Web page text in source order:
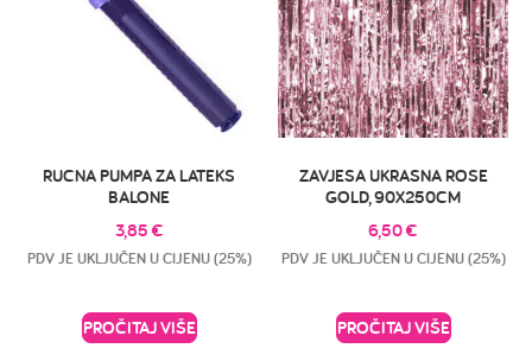
RUCNA PUMPA ZA LATEKS
BALONE
3,85 €
PDV JE UKLJUČEN U CIJENU (25%)
PROČITAJ VIŠE
ZAVJESA UKRASNA ROSE
GOLD, 90X250CM
6,50€
PDV JE UKLJUČEN U CIJENU (25%)
PROČITAJ VIŠE